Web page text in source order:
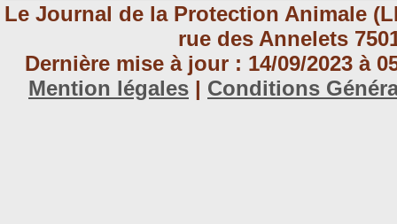
Le Journal de la Protection Animale
rue des Annelets
Dernière mise à jour : 14/09/2023 à
Mention légales | Conditions